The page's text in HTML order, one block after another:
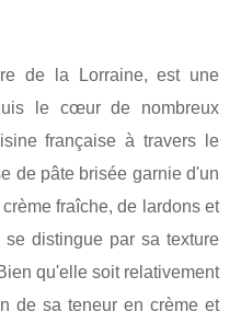
de la Lorraine, est une
le cœur de nombreux
française à travers le
de pâte brisée garnie d'un
fraîche, de lardons et
distingue par sa texture
qu'elle soit relativement
de sa teneur en crème et